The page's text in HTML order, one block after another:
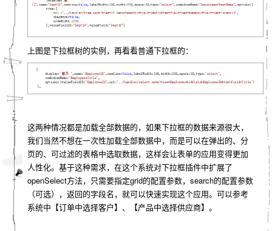
上图是下拉框树的实例，再看看普通下拉框的：
这两种情况都是加载全部数据的，如果下拉框的数据来源很大，
我们当然不想在一次性加载全部数据中，而是可以在弹出的、分
页的、可过滤的表格中选取数据，这样会让表单的应用变得更加
人性化。基于这种需求，在这个系统对下拉框插件中扩展了
openSelect方法，只需要指定grid的配置参数，search的配置参数
（可选），返回的字段名，就可以快速实现这个应用。可以参考
系统中【订单中选择客户】、【产品中选择供应商】。